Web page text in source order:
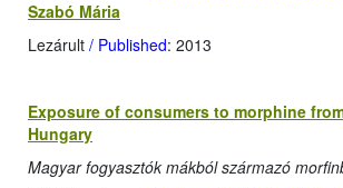
Szabó Mária
Lezárult / Published: 2013
Exposure of consumers to morphine
Hungary
Magyar fogyasztók mákból származó